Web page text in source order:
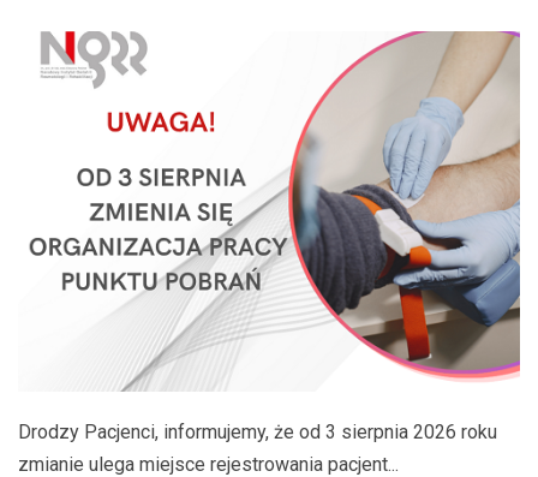
Drodzy Pacjenci, informujemy, że od 3 sierpnia 2026 roku
zmianie ulega miejsce rejestrowania pacjent...